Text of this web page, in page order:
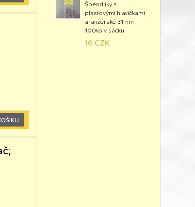
Špendlíky s
plastovými hlavičkami
aranžérské 31mm
100ks v sáčku
16 CZK